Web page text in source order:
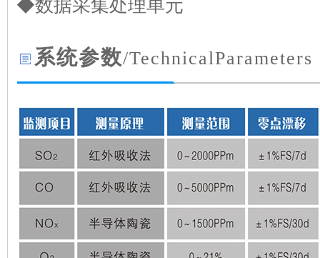
◆数据采集处理单元
系统参数/TechnicalParameters